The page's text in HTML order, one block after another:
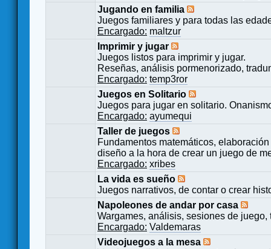
Jugando en familia
Juegos familiares y para todas las
Encargado: maltzur
Imprimir y jugar
Juegos listos para imprimir y jugar.
Reseñas, análisis pormenorizado,
Encargado: temp3ror
Juegos en Solitario
Juegos para jugar en solitario.
Encargado: ayumequi
Taller de juegos
Fundamentos matemáticos,
diseño a la hora de crear un juego de
Encargado: xribes
La vida es sueño
Juegos narrativos, de contar o crear
Napoleones de andar por casa
Wargames, análisis, sesiones de
Encargado: Valdemaras
Videojuegos a la mesa